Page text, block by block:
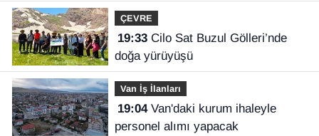
ÇEVRE
19:33Cilo Sat Buzul Gölleri’nde
doğa yürüyüşü
Van İş İlanları
19:04Van'daki kurum ihaleyle
personel alımı yapacak